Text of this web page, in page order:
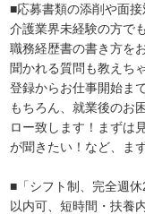
■応募書類の添削や面接
介護業界未経験の方で
職務経歴書の書き方を
聞かれる質問も教えち
登録からお仕事開始ま
もちろん、就業後のお
ロー致します！まずは
が聞きたい！など、ま
■「シフト制、完全週
以内可、短時間・扶養